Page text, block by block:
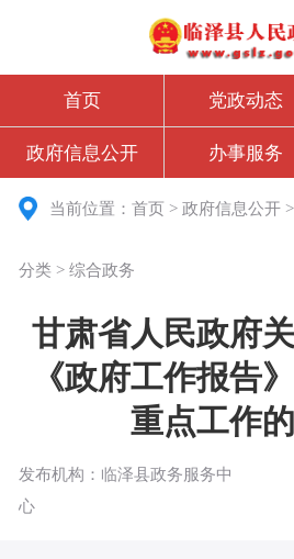
首页 党政动态
政府信息公开 办事服务
当前位置：首页 >政府信息公开
分类 >综合政务
甘肃省人民政府
《政府工作报告
重点工作
发布机构：临泽县政务服务中
心